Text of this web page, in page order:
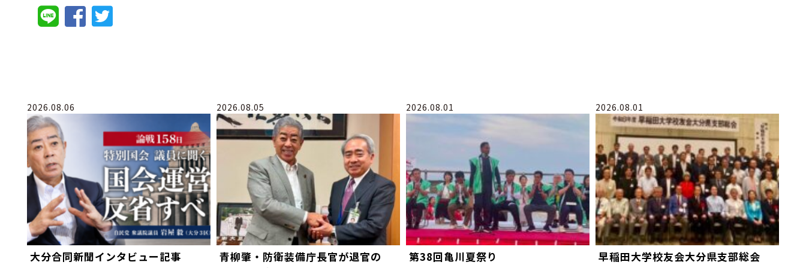
2026.08.06
大分合同新聞インタビュー記事
2026.08.05
青柳肇・防衛装備庁長官が退官の
2026.08.01
第38回亀川夏祭り
2026.08.01
早稲田大学校友会大分県支部総会